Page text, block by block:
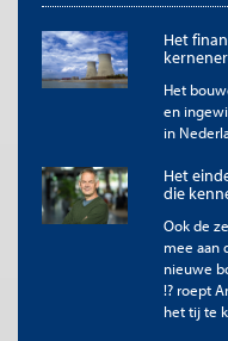
groep betrokkenen,
groep. Voor beslissers is
complexiteit voor
momenteel de grootste
vereenvoudiging voor
hier niet mee geholpen.
goede afweging gemaakt
verschillende
Omdat een volledige en
complexiteit ontbreekt,
Het
Het
en
in
Het
die
Ook de
mee aan
nieuwe
!? roept
het tij te